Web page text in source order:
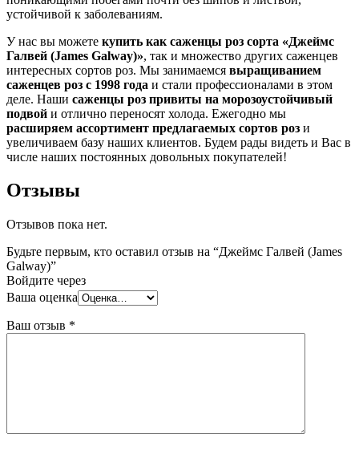
устойчивой к заболеваниям.
У нас вы можете купить как саженцы роз сорта «Джеймс
Галвей (James Galway)», так и множество других саженцев
интересных сортов роз. Мы занимаемся выращиванием
саженцев роз с 1998 года и стали профессионалами в этом
деле. Наши саженцы роз привиты на морозоустойчивый
подвой и отлично переносят холода. Ежегодно мы
расширяем ассортимент предлагаемых сортов роз и
увеличиваем базу наших клиентов. Будем рады видеть и Вас в
числе наших постоянных довольных покупателей!
Отзывы
Отзывов пока нет.
Будьте первым, кто оставил отзыв на “Джеймс Галвей (James
Galway)”
Войдите через
Ваша оценка
Ваш отзыв *